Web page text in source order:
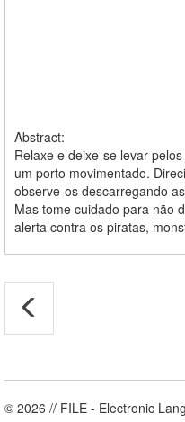
Abstract:
Relaxe e deixe-se levar
um porto movimentado.
observe-os descarregando
Mas tome cuidado para não
alerta contra os piratas,
© 2026 // FILE - Electronic